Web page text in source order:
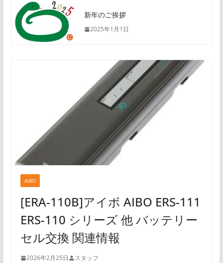
新年のご挨拶
2025年1月1日
AIBO
[ERA-110B]アイボ AIBO ERS-111
ERS-110 シリーズ 他 バッテリー
セル交換 関連情報
2026年2月25日 スタッフ